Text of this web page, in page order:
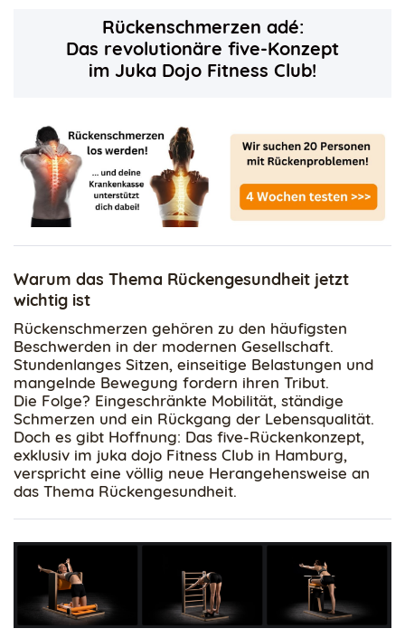
Rückenschmerzen adé:
Das revolutionäre five-Konzept
im Juka Dojo Fitness Club!
Warum das Thema Rückengesundheit jetzt
wichtig ist
Rückenschmerzen gehören zu den häufigsten
Beschwerden in der modernen Gesellschaft.
Stundenlanges Sitzen, einseitige Belastungen und
mangelnde Bewegung fordern ihren Tribut.
Die Folge? Eingeschränkte Mobilität, ständige
Schmerzen und ein Rückgang der Lebensqualität.
Doch es gibt Hoffnung: Das five-Rückenkonzept,
exklusiv im juka dojo Fitness Club in Hamburg,
verspricht eine völlig neue Herangehensweise an
das Thema Rückengesundheit.